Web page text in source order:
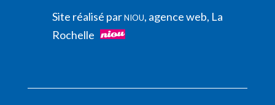
Site réalisé parNIOU, agence web, La
Rochelle